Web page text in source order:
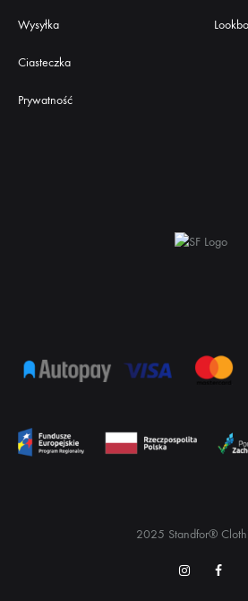
Wysyłka
Ciasteczka
Prywatność
Instagram
2025 Standfor®